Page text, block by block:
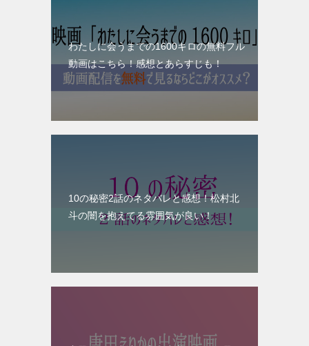
わたしに会うまでの1600キロの無料フル
動画はこちら！感想とあらすじも！
10の秘密2話のネタバレと感想！松村北
斗の闇を抱えてる雰囲気が良い！